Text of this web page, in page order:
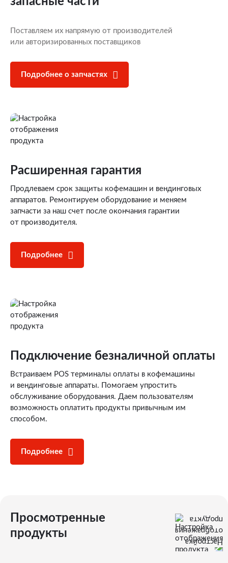
Поставляем их напрямую от производителей
или авторизированных поставщиков
Подробнее о запчастях
Расширенная гарантия
Продлеваем срок защиты кофемашин и вендинговых
аппаратов. Ремонтируем оборудование и меняем
запчасти за наш счет после окончания гарантии
от производителя.
Подробнее
Подключение безналичной оплаты
Встраиваем POS терминалы оплаты в кофемашины
и вендинговые аппараты. Помогаем упростить
обслуживание оборудования. Даем пользователям
возможность оплатить продукты привычным им
способом.
Подробнее
Просмотренные
продукты